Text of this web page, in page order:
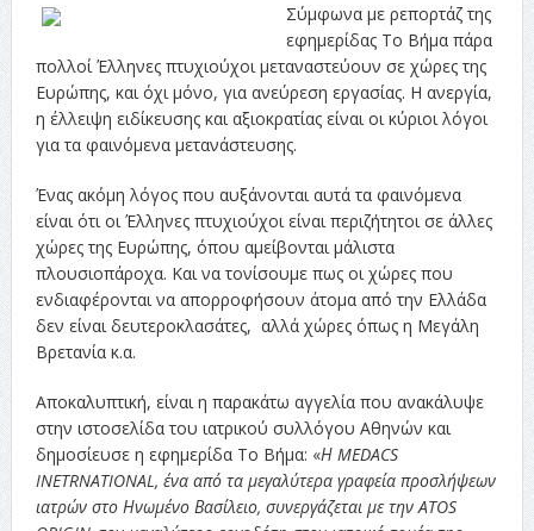
Σύμφωνα με ρεπορτάζ της
εφημερίδας Το Βήμα πάρα
πολλοί Έλληνες πτυχιούχοι μεταναστεύουν σε χώρες της
Ευρώπης, και όχι μόνο, για ανεύρεση εργασίας. Η ανεργία,
η έλλειψη ειδίκευσης και αξιοκρατίας είναι οι κύριοι λόγοι
για τα φαινόμενα μετανάστευσης.
Ένας ακόμη λόγος που αυξάνονται αυτά τα φαινόμενα
είναι ότι οι Έλληνες πτυχιούχοι είναι περιζήτητοι σε άλλες
χώρες της Ευρώπης, όπου αμείβονται μάλιστα
πλουσιοπάροχα. Και να τονίσουμε πως οι χώρες που
ενδιαφέρονται να απορροφήσουν άτομα από την Ελλάδα
δεν είναι δευτεροκλασάτες, αλλά χώρες όπως η Μεγάλη
Βρετανία κ.α.
Αποκαλυπτική, είναι η παρακάτω αγγελία που ανακάλυψε
στην ιστοσελίδα του ιατρικού συλλόγου Αθηνών και
δημοσίευσε η εφημερίδα Το Βήμα: «Η MEDACS
INETRNATIONAL, ένα από τα μεγαλύτερα γραφεία προσλήψεων
ιατρών στο Ηνωμένο Βασίλειο, συνεργάζεται με την ATOS